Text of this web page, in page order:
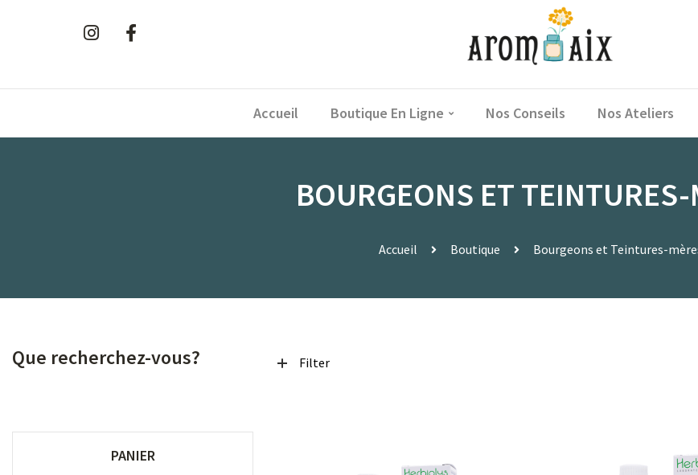
Accueil Boutique En Ligne Nos Conseils Nos Ateliers
BOURGEONS ET TEINTURES-
Accueil Boutique Bourgeons et Teintures-
Filter
Que recherchez-vous?
PANIER